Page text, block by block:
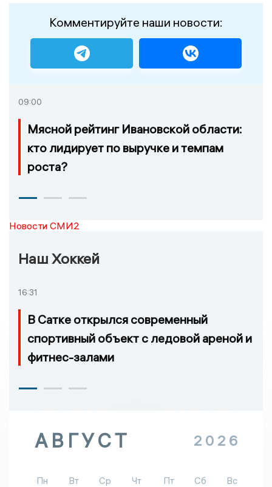
Комментируйте наши новости:
09:00
Мясной рейтинг Ивановской области:
кто лидирует по выручке и темпам
роста?
Новости СМИ2
Наш Хоккей
16:31
В Сатке открылся современный
спортивный объект с ледовой ареной и
фитнес-залами
АВГУСТ 2026
Пн Вт Ср Чт Пт Сб
Вс